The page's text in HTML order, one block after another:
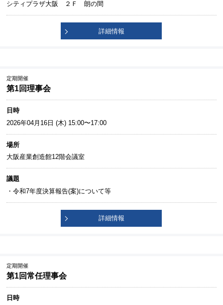
シティプラザ大阪 ２Ｆ 朗の間
詳細情報
定期開催
第1回理事会
日時
2026年04月16日 (木) 15:00〜17:00
場所
大阪産業創造館12階会議室
議題
・令和7年度決算報告(案)について等
詳細情報
定期開催
第1回常任理事会
日時